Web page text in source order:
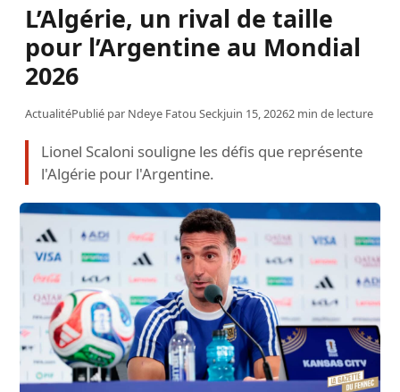
L’Algérie, un rival de taille
pour l’Argentine au Mondial
2026
ActualitéPublié par Ndeye Fatou Seckjuin 15, 20262 min de lecture
Lionel Scaloni souligne les défis que représente
l'Algérie pour l'Argentine.